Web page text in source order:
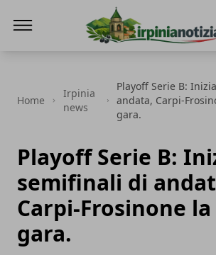
Home
Irpinia
news
Playoff Serie B:
andata, Carpi-
gara.
Playoff Serie B:
semifinali di
Carpi-Frosinone
gara.